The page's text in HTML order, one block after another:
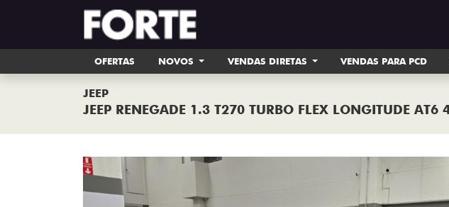
OFERTAS NOVOS VENDAS DIRETAS VENDAS PARA PCD
JEEP
JEEP RENEGADE 1.3 T270 TURBO FLEX LONGITUDE AT6